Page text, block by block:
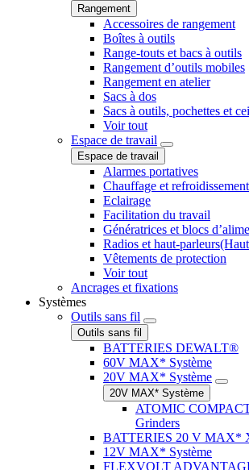
Rangement
Accessoires de rangement
Boîtes à outils
Range-touts et bacs à outils
Rangement d’outils mobiles
Rangement en atelier
Sacs à dos
Sacs à outils, pochettes et
Voir tout
Espace de travail
Espace de travail
Alarmes portatives
Chauffage et refroidissement
Eclairage
Facilitation du travail
Génératrices et blocs
Radios et haut-
Vêtements de protection
Voir tout
Ancrages et fixations
Systèmes
Outils sans fil
Outils sans fil
BATTERIES DEWALT®
60V MAX* Système
20V MAX* Système
20V MAX* Système
ATOMIC
Grinders
BATTERIES 20 V MAX*
12V MAX* Système
FLEXVOLT